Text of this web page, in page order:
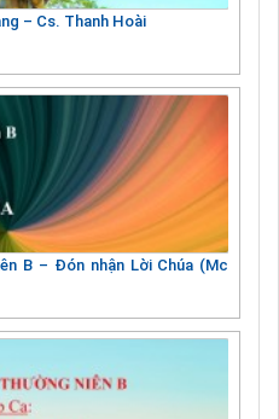
– Cs. Thanh Hoài
B – Đón nhận Lời Chúa (Mc